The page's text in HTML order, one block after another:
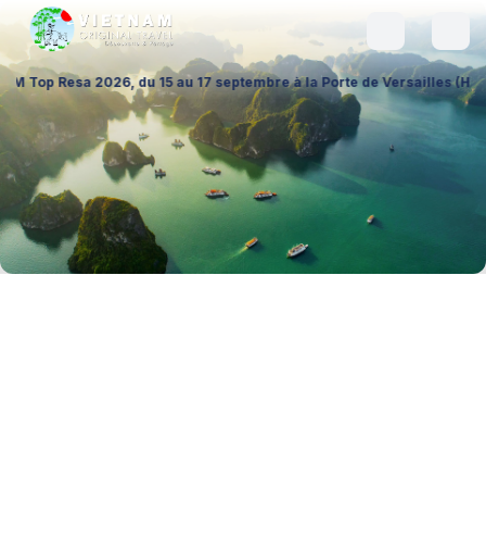
du 15 au 17 septembre à la Porte de Versailles (Hall 1 – Stand